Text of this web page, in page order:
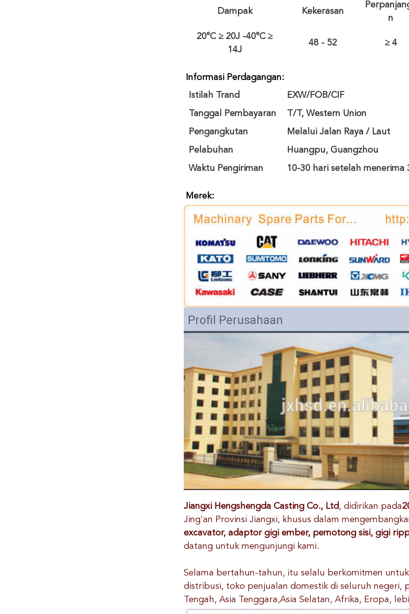
Dampak Kekerasan
n
20°C ≥ 20J -40°C ≥
14J
48 - 52 ≥ 4
Informasi Perdagangan:
Istilah Trand
EXW/FOB/CIF
Tanggal Pembayaran T/T, Western Union
Pengangkutan Melalui Jalan Raya / Laut
Pelabuhan Huangpu, Guangzhou
Waktu Pengiriman 10-30 hari setelah menerima
Merek:
Profil Perusahaan
Jiangxi Hengshengda Casting Co., Ltd , didirikan pada
Jing'an Provinsi Jiangxi, khusus dalam
excavator, adaptor gigi ember, pemotong sisi, gigi
datang untuk mengunjungi kami.
Selama bertahun-tahun, itu selalu berkomitmen
distribusi, toko penjualan domestik di seluruh negeri,
Tengah, Asia Tenggara,Asia Selatan, Afrika, Eropa,